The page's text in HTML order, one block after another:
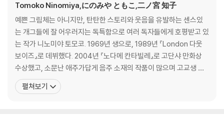
Tomoko Ninomiya,にのみや ともこ,二ノ宮 知子
예쁜 그림체는 아니지만, 탄탄한 스토리와 웃음을 유발하는 센스있
는 개그들에 잘 어우러지는 독특함으로 여러 독자들에게 호평받고 있
는 작가 니노미야 토모코. 1969년 생으로, 1989년 『London 다웃
보이즈』로 데뷔했다. 2004년 『노다메 칸타빌레』로 고단샤 만화상
수상했고, 소문난 애주가답게 음주 소재의 작품이 많으며 고교생 천
재 기업가의 이야기를 다룬『주식회사 천재 패밀리』가 일본 굴지 기업
사장의 애독서로 뽑혀 화제가 되었다. 클래식을 소재로 한『노다메 칸
펼쳐보기